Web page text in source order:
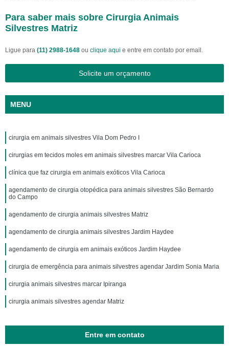
Para saber mais sobre Cirurgia Animais
Silvestres Matriz
Ligue para (11) 2988-1648 ou clique aqui e entre em contato por email.
Solicite um orçamento
MENU
cirurgia em animais silvestres Vila Dom Pedro I
cirurgias em tecidos moles em animais silvestres marcar Vila Carioca
clínica que faz cirurgia em animais exóticos Vila Carioca
agendamento de cirurgia otopédica para animais silvestres São Bernardo
do Campo
agendamento de cirurgia animais silvestres Matriz
agendamento de cirurgia animais silvestres Jardim Haydee
agendamento de cirurgia em animais exóticos Jardim Haydee
cirurgia de emergência para animais silvestres agendar Jardim Sonia Maria
cirurgia animais silvestres marcar Ipiranga
cirurgia animais silvestres agendar Matriz
Entre em contato